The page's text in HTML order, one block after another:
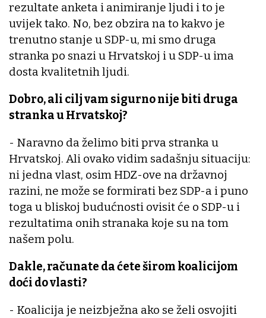
rezultate anketa i animiranje ljudi i to je
uvijek tako. No, bez obzira na to kakvo je
trenutno stanje u SDP-u, mi smo druga
stranka po snazi u Hrvatskoj i u SDP-u ima
dosta kvalitetnih ljudi.
Dobro, ali cilj vam sigurno nije biti druga
stranka u Hrvatskoj?
- Naravno da želimo biti prva stranka u
Hrvatskoj. Ali ovako vidim sadašnju situaciju:
ni jedna vlast, osim HDZ-ove na državnoj
razini, ne može se formirati bez SDP-a i puno
toga u bliskoj budućnosti ovisit će o SDP-u i
rezultatima onih stranaka koje su na tom
našem polu.
Dakle, računate da ćete širom koalicijom
doći do vlasti?
- Koalicija je neizbježna ako se želi osvojiti